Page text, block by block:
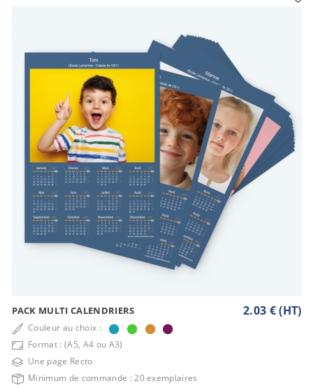
PACK MULTI CALENDRIERS
Couleur au choix :
Format : (A5, A4 ou A3)
Une page Recto
Minimum de commande : 20 exemplaires
2.03 € (HT)